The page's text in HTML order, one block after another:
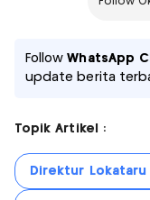
FollowWhatsApp
update berita
Topik Artikel :
Direktur Lokataru